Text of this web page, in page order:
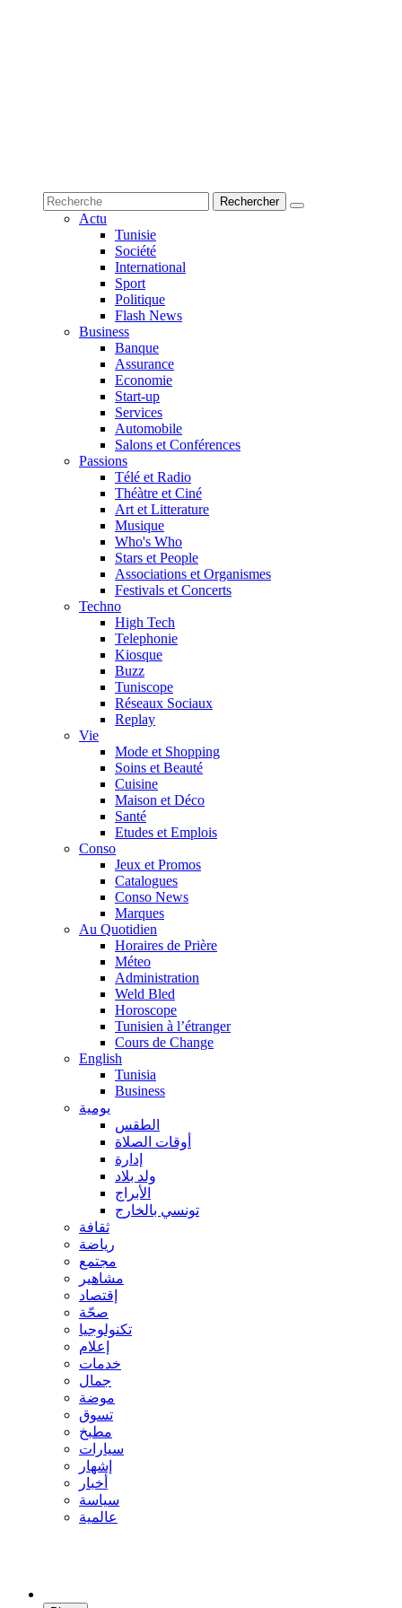
Actu
Tunisie
Société
International
Sport
Politique
Flash News
Business
Banque
Assurance
Economie
Start-up
Services
Automobile
Salons et Conférences
Passions
Télé et Radio
Théàtre et Ciné
Art et Litterature
Musique
Who's Who
Stars et People
Associations et Organismes
Festivals et Concerts
Techno
High Tech
Telephonie
Kiosque
Buzz
Tuniscope
Réseaux Sociaux
Replay
Vie
Mode et Shopping
Soins et Beauté
Cuisine
Maison et Déco
Santé
Etudes et Emplois
Conso
Jeux et Promos
Catalogues
Conso News
Marques
Au Quotidien
Horaires de Prière
Méteo
Administration
Weld Bled
Horoscope
Tunisien à l’étranger
Cours de Change
English
Tunisia
Business
يومية
الطقس
أوقات الصلاة
إدارة
ولد بلاد
الأبراج
تونسي بالخارج
ثقافة
رياضة
مجتمع
مشاهير
إقتصاد
صحّة
تكنولوجيا
إعلام
خدمات
جمال
موضة
تسوق
مطبخ
سيارات
إشهار
أخبار
سياسة
عالمية